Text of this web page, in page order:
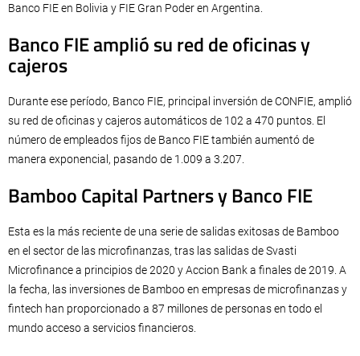
Banco FIE en Bolivia y FIE Gran Poder en Argentina.
Banco FIE amplió su red de oficinas y
cajeros
Durante ese período, Banco FIE, principal inversión de CONFIE, amplió
su red de oficinas y cajeros automáticos de 102 a 470 puntos. El
número de empleados fijos de Banco FIE también aumentó de
manera exponencial, pasando de 1.009 a 3.207.
Bamboo Capital Partners y Banco FIE
Esta es la más reciente de una serie de salidas exitosas de Bamboo
en el sector de las microfinanzas, tras las salidas de Svasti
Microfinance a principios de 2020 y Accion Bank a finales de 2019. A
la fecha, las inversiones de Bamboo en empresas de microfinanzas y
fintech han proporcionado a 87 millones de personas en todo el
mundo acceso a servicios financieros.